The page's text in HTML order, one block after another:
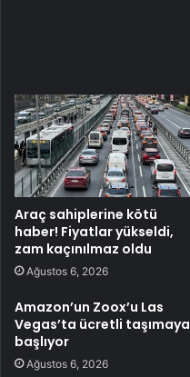
Araç sahiplerine kötü
haber! Fiyatlar yükseldi,
zam kaçınılmaz oldu
Ağustos 6, 2026
Amazon’un Zoox’u Las
Vegas’ta ücretli taşımaya
başlıyor
Ağustos 6, 2026